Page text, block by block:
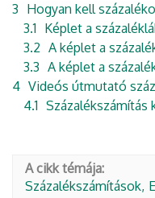
3 Hogyan kell
3.1 Képlet a
3.2 A képlet a
3.3 A képlet a
4 Videós útmutató
4.1 Százalékszámítás
A cikk témája:
Százalékszámítások